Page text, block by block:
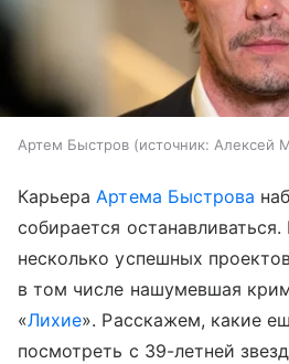
Артем Быстров источник: Алексей
КарьераАртема Быстрова
собирается
несколько успешных
в том числе нашумевшая
«Лихие». Расскажем, какие
посмотреть с 39-летней